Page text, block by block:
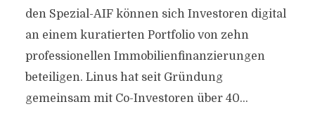
den Spezial-AIF können sich Investoren digital
an einem kuratierten Portfolio von zehn
professionellen Immobilienfinanzierungen
beteiligen. Linus hat seit Gründung
gemeinsam mit Co-Investoren über 40...